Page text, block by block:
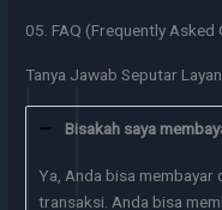
05. FAQ (Frequently Asked
Tanya Jawab Seputar
Bisakah saya
Ya, Anda bisa membayar
transaksi. Anda bisa